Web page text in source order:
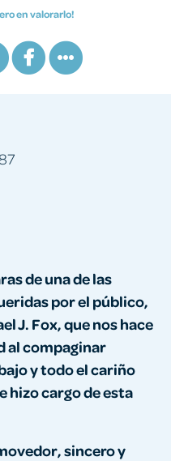
en valorarlo!
de una de las
por el público,
J. Fox, que nos hace
al compaginar
y todo el cariño
hizo cargo de esta
sincero y